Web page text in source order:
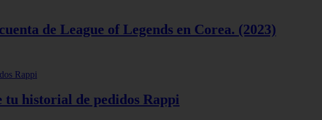
de League of Legends en Corea. (2023)
historial de pedidos Rappi